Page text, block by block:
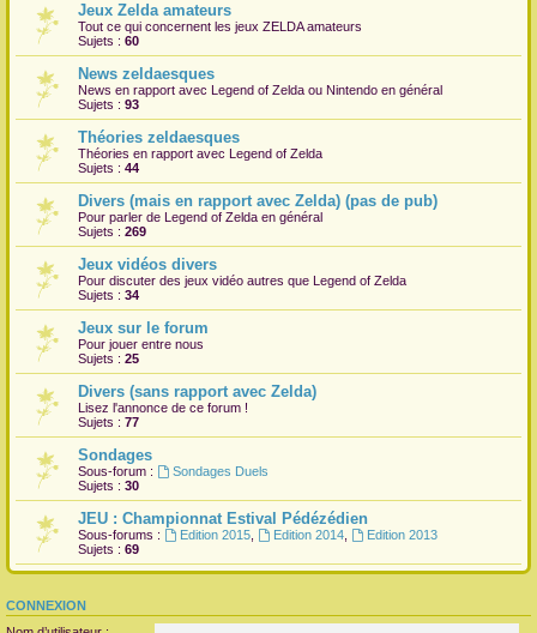
Jeux Zelda amateurs
Tout ce qui concernent les jeux ZELDA amateurs
Sujets : 60
News zeldaesques
News en rapport avec Legend of Zelda ou Nintendo en général
Sujets : 93
Théories zeldaesques
Théories en rapport avec Legend of Zelda
Sujets : 44
Divers (mais en rapport avec Zelda) (pas de pub)
Pour parler de Legend of Zelda en général
Sujets : 269
Jeux vidéos divers
Pour discuter des jeux vidéo autres que Legend of Zelda
Sujets : 34
Jeux sur le forum
Pour jouer entre nous
Sujets : 25
Divers (sans rapport avec Zelda)
Lisez l'annonce de ce forum !
Sujets : 77
Sondages
Sous-forum :
Sondages Duels
Sujets : 30
JEU : Championnat Estival Pédézédien
Sous-forums : Edition 2015, Edition 2014,
Edition 2013
Sujets : 69
CONNEXION